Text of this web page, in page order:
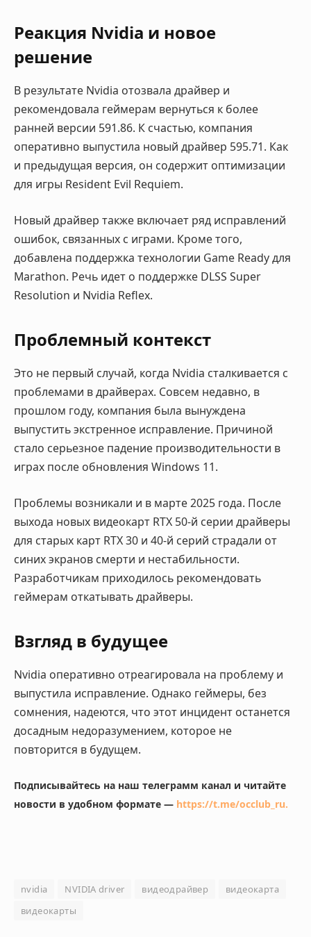
Реакция Nvidia и новое
решение
В результате Nvidia отозвала драйвер и
рекомендовала геймерам вернуться к более
ранней версии 591.86. К счастью, компания
оперативно выпустила новый драйвер 595.71. Как
и предыдущая версия, он содержит оптимизации
для игры Resident Evil Requiem.
Новый драйвер также включает ряд исправлений
ошибок, связанных с играми. Кроме того,
добавлена поддержка технологии Game Ready для
Marathon. Речь идет о поддержке DLSS Super
Resolution и Nvidia Reflex.
Проблемный контекст
Это не первый случай, когда Nvidia сталкивается с
проблемами в драйверах. Совсем недавно, в
прошлом году, компания была вынуждена
выпустить экстренное исправление. Причиной
стало серьезное падение производительности в
играх после обновления Windows 11.
Проблемы возникали и в марте 2025 года. После
выхода новых видеокарт RTX 50-й серии драйверы
для старых карт RTX 30 и 40-й серий страдали от
синих экранов смерти и нестабильности.
Разработчикам приходилось рекомендовать
геймерам откатывать драйверы.
Взгляд в будущее
Nvidia оперативно отреагировала на проблему и
выпустила исправление. Однако геймеры, без
сомнения, надеются, что этот инцидент останется
досадным недоразумением, которое не
повторится в будущем.
Подписывайтесь на наш телеграмм канал и читайте
новости в удобном формате — https://t.me/occlub_ru.
nvidia NVIDIA driver видеодрайвер
видеокарта
видеокарты